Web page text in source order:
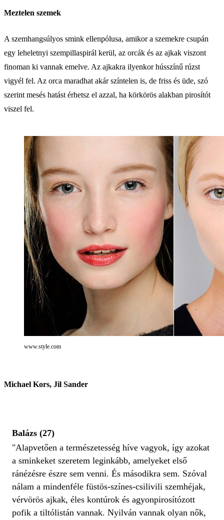
Meztelen szemek
A szemhangsúlyos smink ellenpólusa, amikor a szemekre csupán
egy leheletnyi szempillaspirál kerül, az orcák és az ajkak viszont
finoman ki vannak emelve. Az ajkakra ilyenkor hússzínű rúzst
vigyél fel. Az orca maradhat akár színtelen is, de friss és üde, szó
szerint mesés hatást érhetsz el azzal, ha körkörös alakban pirosítót
viszel fel.
www.style.com
Michael Kors, Jil Sander
Balázs (27)
"Alapvetően a természetesség híve vagyok, így azokat
a sminkeket szeretem leginkább, amelyeket első
ránézésre észre sem venni. És másodikra sem. Szóval
nálam a mindenféle füstös-színes-csilivili szemhéjak,
vérvörös ajkak, éles kontúrok és agyonpirosítózott
pofik a tiltólistán vannak. Nyilván vannak olyan nők,